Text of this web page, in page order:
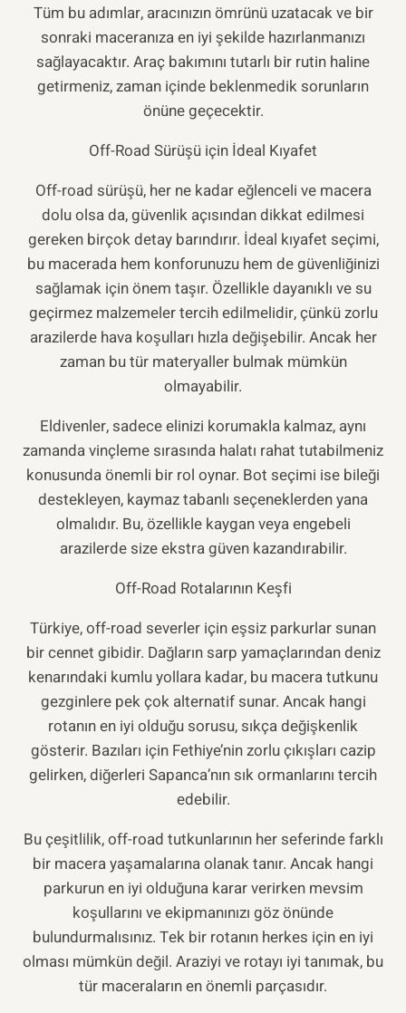
Tüm bu adımlar, aracınızın ömrünü uzatacak ve bir
sonraki maceranıza en iyi şekilde hazırlanmanızı
sağlayacaktır. Araç bakımını tutarlı bir rutin haline
getirmeniz, zaman içinde beklenmedik sorunların
önüne geçecektir.
Off-Road Sürüşü için İdeal Kıyafet
Off-road sürüşü, her ne kadar eğlenceli ve macera
dolu olsa da, güvenlik açısından dikkat edilmesi
gereken birçok detay barındırır. İdeal kıyafet seçimi,
bu macerada hem konforunuzu hem de güvenliğinizi
sağlamak için önem taşır. Özellikle dayanıklı ve su
geçirmez malzemeler tercih edilmelidir, çünkü zorlu
arazilerde hava koşulları hızla değişebilir. Ancak her
zaman bu tür materyaller bulmak mümkün
olmayabilir.
Eldivenler, sadece elinizi korumakla kalmaz, aynı
zamanda vinçleme sırasında halatı rahat tutabilmeniz
konusunda önemli bir rol oynar. Bot seçimi ise bileği
destekleyen, kaymaz tabanlı seçeneklerden yana
olmalıdır. Bu, özellikle kaygan veya engebeli
arazilerde size ekstra güven kazandırabilir.
Off-Road Rotalarının Keşfi
Türkiye, off-road severler için eşsiz parkurlar sunan
bir cennet gibidir. Dağların sarp yamaçlarından deniz
kenarındaki kumlu yollara kadar, bu macera tutkunu
gezginlere pek çok alternatif sunar. Ancak hangi
rotanın en iyi olduğu sorusu, sıkça değişkenlik
gösterir. Bazıları için Fethiye’nin zorlu çıkışları cazip
gelirken, diğerleri Sapanca’nın sık ormanlarını tercih
edebilir.
Bu çeşitlilik, off-road tutkunlarının her seferinde farklı
bir macera yaşamalarına olanak tanır. Ancak hangi
parkurun en iyi olduğuna karar verirken mevsim
koşullarını ve ekipmanınızı göz önünde
bulundurmalısınız. Tek bir rotanın herkes için en iyi
olması mümkün değil. Araziyi ve rotayı iyi tanımak, bu
tür maceraların en önemli parçasıdır.